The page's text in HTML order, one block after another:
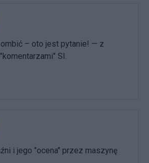
– oto jest pytanie! — z
SI.
i jego "ocena" przez maszynę